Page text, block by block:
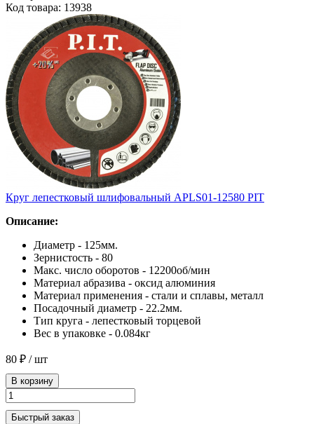
Код товара: 13938
Круг лепестковый шлифовальный APLS01-12580 PIT
Описание:
Диаметр - 125мм.
Зернистость - 80
Макс. число оборотов - 12200об/мин
Материал абразива - оксид алюминия
Материал применения - стали и сплавы, металл
Посадочный диаметр - 22.2мм.
Тип круга - лепестковый торцевой
Вес в упаковке - 0.084кг
80 ₽ / шт
В корзину
Быстрый заказ